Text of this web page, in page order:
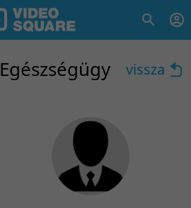
Egészségügy vissza